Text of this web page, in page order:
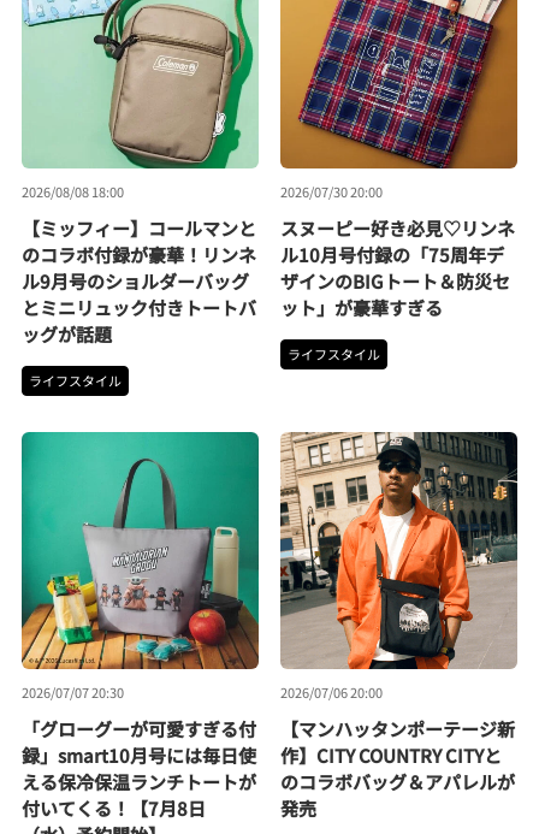
2026/08/08 18:00
【ミッフィー】コールマンと
のコラボ付録が豪華！リンネ
ル9月号のショルダーバッグ
とミニリュック付きトートバ
ッグが話題
ライフスタイル
2026/07/30 20:00
スヌーピー好き必見♡リンネ
ル10月号付録の「75周年デ
ザインのBIGトート＆防災セ
ット」が豪華すぎる
ライフスタイル
2026/07/07 20:30
「グローグーが可愛すぎる付
録」smart10月号には毎日使
える保冷保温ランチトートが
付いてくる！【7月8日
2026/07/06 20:00
【マンハッタンポーテージ新
作】CITY COUNTRY CITYと
のコラボバッグ＆アパレルが
発売